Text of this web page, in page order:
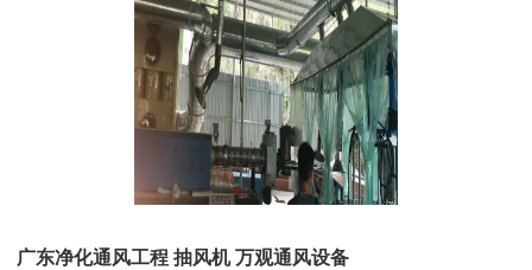
广东净化通风工程 抽风机 万观通风设备